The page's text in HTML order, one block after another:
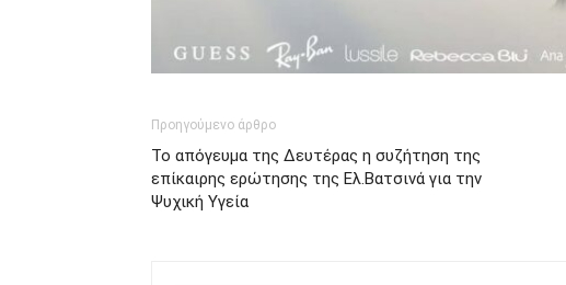
Προηγούμενο άρθρο
Το απόγευμα της Δευτέρας η συζήτηση της
επίκαιρης ερώτησης της Ελ.Βατσινά για την
Ψυχική Υγεία